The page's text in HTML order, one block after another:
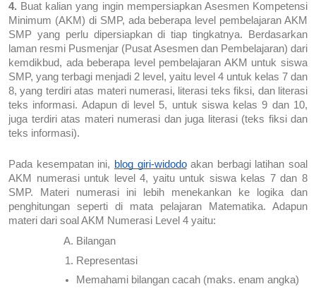
4. Buat kalian yang ingin mempersiapkan Asesmen Kompetensi
Minimum (AKM) di SMP, ada beberapa level pembelajaran AKM
SMP yang perlu dipersiapkan di tiap tingkatnya. Berdasarkan
laman resmi Pusmenjar (Pusat Asesmen dan Pembelajaran) dari
kemdikbud, ada beberapa level pembelajaran AKM untuk siswa
SMP, yang terbagi menjadi 2 level, yaitu level 4 untuk kelas 7 dan
8, yang terdiri atas materi numerasi, literasi teks fiksi, dan literasi
teks informasi. Adapun di level 5, untuk siswa kelas 9 dan 10,
juga terdiri atas materi numerasi dan juga literasi (teks fiksi dan
teks informasi).
Pada kesempatan ini, blog giri-widodo akan berbagi latihan soal
AKM numerasi untuk level 4, yaitu untuk siswa kelas 7 dan 8
SMP. Materi numerasi ini lebih menekankan ke logika dan
penghitungan seperti di mata pelajaran Matematika. Adapun
materi dari soal AKM Numerasi Level 4 yaitu:
Bilangan
Representasi
Memahami bilangan cacah (maks. enam angka)